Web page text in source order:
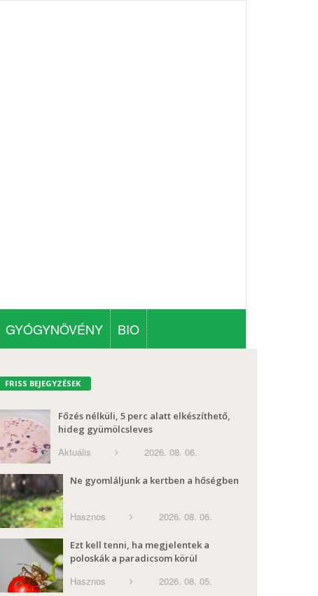
GYÓGYNÖVÉNY BIO
FRISS BEJEGYZÉSEK
Főzés nélküli, 5 perc alatt elkészíthető,
hideg gyümölcsleves
Aktuális 2026. 08. 06.
Ne gyomláljunk a kertben a hőségben
Hasznos 2026. 08. 06.
Ezt kell tenni, ha megjelentek a
poloskák a paradicsom körül
Hasznos 2026. 08. 05.